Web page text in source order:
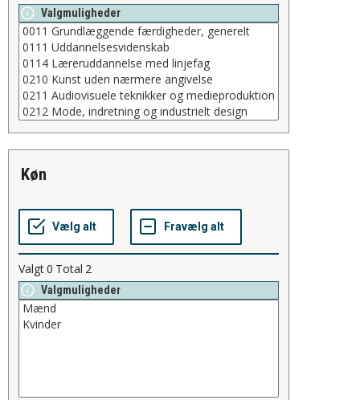
Valgmuligheder
køn
Valgt0 Total 2
Valgmuligheder